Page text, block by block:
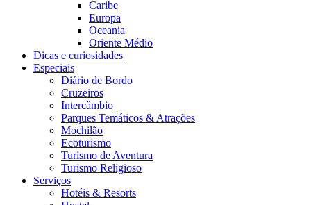
Caribe
Europa
Oceania
Oriente Médio
Dicas e curiosidades
Especiais
Diário de Bordo
Cruzeiros
Intercâmbio
Parques Temáticos & Atrações
Mochilão
Ecoturismo
Turismo de Aventura
Turismo Religioso
Serviços
Hotéis & Resorts